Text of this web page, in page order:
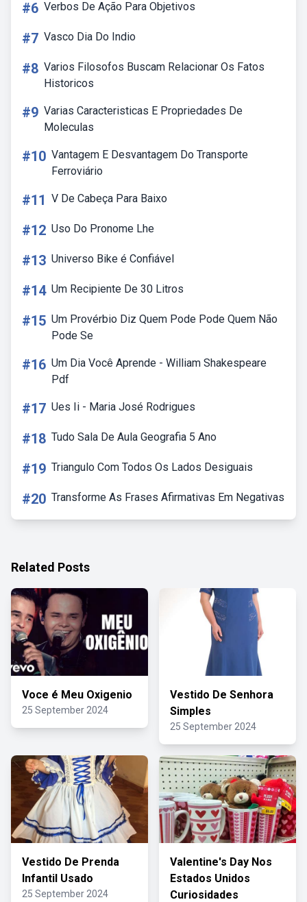
#6 Verbos De Ação Para Objetivos
#7 Vasco Dia Do Indio
#8 Varios Filosofos Buscam Relacionar Os Fatos
Historicos
#9 Varias Caracteristicas E Propriedades De
Moleculas
#10 Vantagem E Desvantagem Do Transporte
Ferroviário
#11 V De Cabeça Para Baixo
#12 Uso Do Pronome Lhe
#13 Universo Bike é Confiável
#14 Um Recipiente De 30 Litros
#15 Um Provérbio Diz Quem Pode Pode Quem Não
Pode Se
#16 Um Dia Você Aprende - William Shakespeare
Pdf
#17 Ues Ii - Maria José Rodrigues
#18 Tudo Sala De Aula Geografia 5 Ano
#19 Triangulo Com Todos Os Lados Desiguais
#20 Transforme As Frases Afirmativas Em Negativas
Related Posts
Voce é Meu Oxigenio
25 September 2024
Vestido De Senhora
Simples
25 September 2024
Vestido De Prenda
Infantil Usado
25 September 2024
Valentine's Day Nos
Estados Unidos
Curiosidades